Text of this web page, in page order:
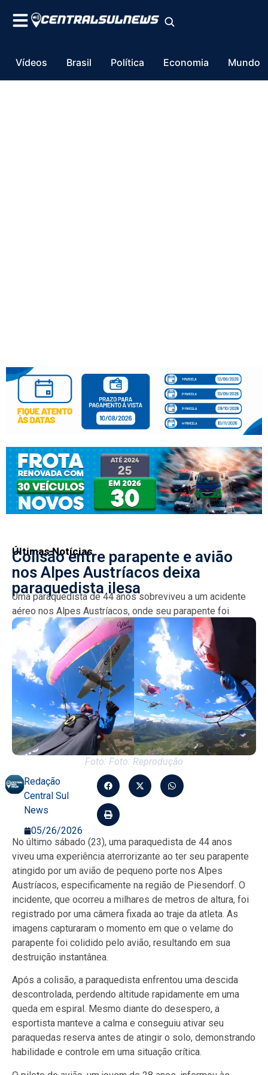
Vídeos Brasil Política Economia Mundo
Últimas Notícias
Colisão entre parapente e avião
nos Alpes Austríacos deixa
paraquedista ilesa
Uma paraquedista de 44 anos sobreviveu a um acidente
aéreo nos Alpes Austríacos, onde seu parapente foi
atingido por um avião. O piloto de 28...
Foto: Foto: Reprodução
Redação
Central Sul
News
05/26/2026
No último sábado (23), uma paraquedista de 44 anos
viveu uma experiência aterrorizante ao ter seu parapente
atingido por um avião de pequeno porte nos Alpes
Austríacos, especificamente na região de Piesendorf. O
incidente, que ocorreu a milhares de metros de altura, foi
registrado por uma câmera fixada ao traje da atleta. As
imagens capturaram o momento em que o velame do
parapente foi colidido pelo avião, resultando em sua
destruição instantânea.
Após a colisão, a paraquedista enfrentou uma descida
descontrolada, perdendo altitude rapidamente em uma
queda em espiral. Mesmo diante do desespero, a
esportista manteve a calma e conseguiu ativar seu
paraquedas reserva antes de atingir o solo, demonstrando
habilidade e controle em uma situação crítica.